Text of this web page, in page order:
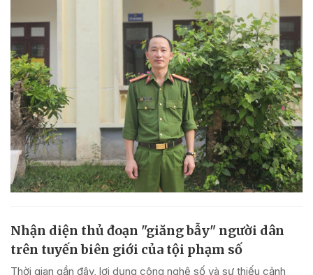
Nhận diện thủ đoạn "giăng bẫy" người dân
trên tuyến biên giới của tội phạm số
Thời gian gần đây, lợi dụng công nghệ số và sự thiếu cảnh